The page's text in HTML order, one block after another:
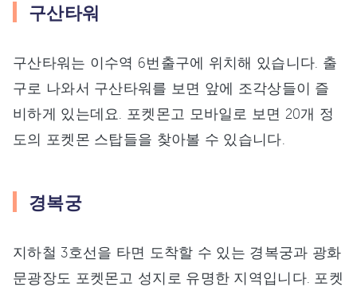
구산타워
구산타워는 이수역 6번출구에 위치해 있습니다. 출
구로 나와서 구산타워를 보면 앞에 조각상들이 즐
비하게 있는데요. 포켓몬고 모바일로 보면 20개 정
도의 포켓몬 스탑들을 찾아볼 수 있습니다.
경복궁
지하철 3호선을 타면 도착할 수 있는 경복궁과 광화
문광장도 포켓몬고 성지로 유명한 지역입니다. 포켓